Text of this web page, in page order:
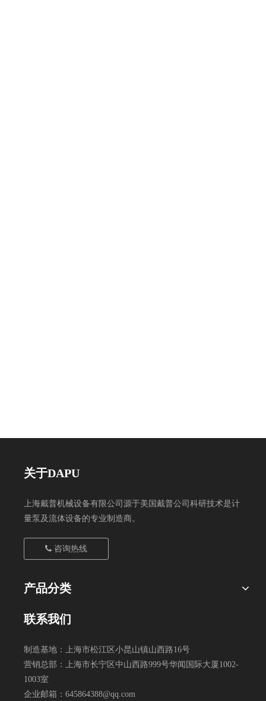
关于DAPU
上海戴普机械设备有限公司源于美国戴普公司科研技术是计
量泵及流体设备的专业制造商。
咨询热线
产品分类
联系我们
制造基地：上海市松江区小昆山镇山西路16号
营销总部：上海市长宁区中山西路999号华闻国际大厦1002-
1003室
企业邮箱： 645864388@qq.com